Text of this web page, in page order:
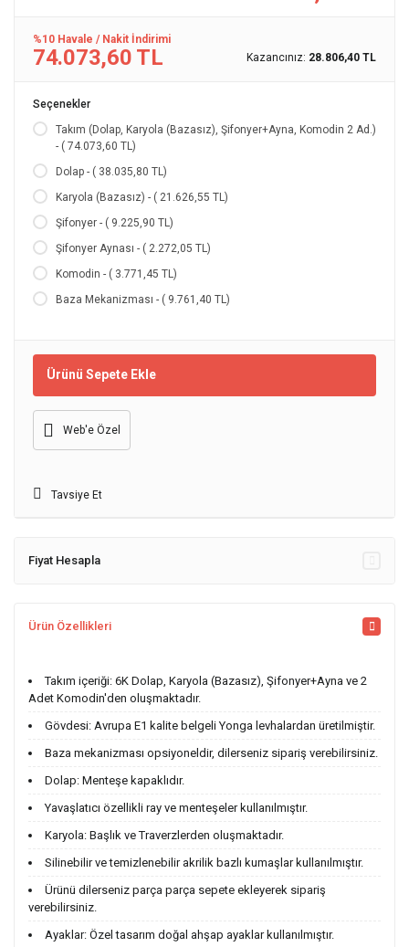
%10 Havale / Nakit İndirimi
74.073,60 TL Kazancınız: 28.806,40 TL
Seçenekler
Takım (Dolap, Karyola (Bazasız), Şifonyer+Ayna, Komodin 2 Ad.)
- ( 74.073,60 TL)
Dolap - ( 38.035,80 TL)
Karyola (Bazasız) - ( 21.626,55 TL)
Şifonyer - ( 9.225,90 TL)
Şifonyer Aynası - ( 2.272,05 TL)
Komodin - ( 3.771,45 TL)
Baza Mekanizması - ( 9.761,40 TL)
Ürünü Sepete Ekle
Web'e Özel
Tavsiye Et
Fiyat Hesapla
Ürün Özellikleri
Takım içeriği: 6K Dolap, Karyola (Bazasız), Şifonyer+Ayna ve 2
Adet Komodin'den oluşmaktadır.
Gövdesi: Avrupa E1 kalite belgeli Yonga levhalardan üretilmiştir.
Baza mekanizması opsiyoneldir, dilerseniz sipariş verebilirsiniz.
Dolap: Menteşe kapaklıdır.
Yavaşlatıcı özellikli ray ve menteşeler kullanılmıştır.
Karyola: Başlık ve Traverzlerden oluşmaktadır.
Silinebilir ve temizlenebilir akrilik bazlı kumaşlar kullanılmıştır.
Ürünü dilerseniz parça parça sepete ekleyerek sipariş
verebilirsiniz.
Ayaklar: Özel tasarım doğal ahşap ayaklar kullanılmıştır.